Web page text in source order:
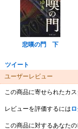
悲嘆の門 下
ツイート
ユーザーレビュー
この商品に寄せられたカ
レビューを評価するには
この商品に対するあなた